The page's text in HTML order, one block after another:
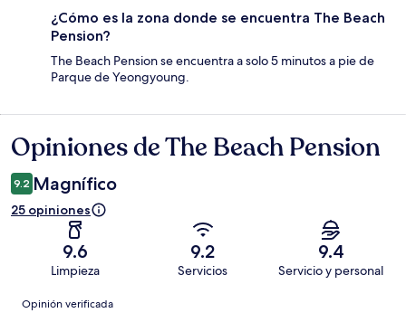
¿Cómo es la zona donde se encuentra The Beach
Pension?
The Beach Pension se encuentra a solo 5 minutos a pie de
Parque de Yeongyoung.
Opiniones
Opiniones de The Beach Pension
9.2 Magnífico
25 opiniones
9.6
Limpieza
9.2
Servicios
9.4
Servicio y personal
Opiniones
Opinión verificada